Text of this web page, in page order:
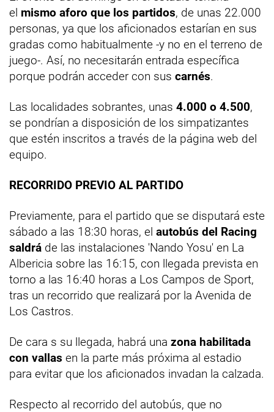
el mismo aforo que los partidos, de unas 22.000
personas, ya que los aficionados estarían en sus
gradas como habitualmente -y no en el terreno de
juego-. Así, no necesitarán entrada específica
porque podrán acceder con sus carnés.
Las localidades sobrantes, unas 4.000 o 4.500,
se pondrían a disposición de los simpatizantes
que estén inscritos a través de la página web del
equipo.
RECORRIDO PREVIO AL PARTIDO
Previamente, para el partido que se disputará este
sábado a las 18:30 horas, el autobús del Racing
saldrá de las instalaciones 'Nando Yosu' en La
Albericia sobre las 16:15, con llegada prevista en
torno a las 16:40 horas a Los Campos de Sport,
tras un recorrido que realizará por la Avenida de
Los Castros.
De cara s su llegada, habrá una zona habilitada
con vallas en la parte más próxima al estadio
para evitar que los aficionados invadan la calzada.
Respecto al recorrido del autobús, que no